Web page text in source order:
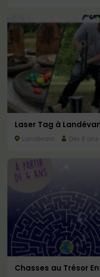
Laser Tag à
Landévant Dès 8 ans
Chasses au Trésor